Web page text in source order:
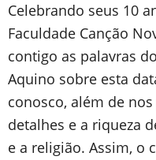
Celebrando seus 10
Faculdade Canção
contigo as palavras
Aquino sobre esta
conosco, além de
detalhes e a riqueza
e a religião. Assim, o